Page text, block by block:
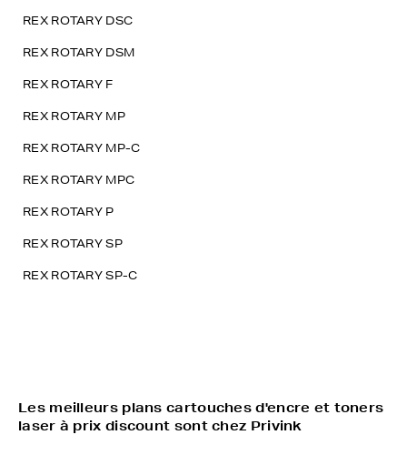
REX ROTARY DSC
REX ROTARY DSM
REX ROTARY F
REX ROTARY MP
REX ROTARY MP-C
REX ROTARY MPC
REX ROTARY P
REX ROTARY SP
REX ROTARY SP-C
Les meilleurs plans cartouches d'encre et toners
laser à prix discount sont chez Privink